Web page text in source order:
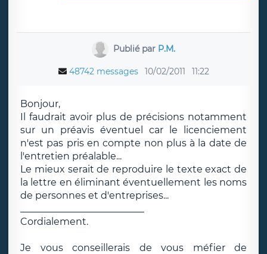
Publié par P.M.
48742 messages 10/02/2011 11:22
Bonjour,
Il faudrait avoir plus de précisions notamment
sur un préavis éventuel car le licenciement
n'est pas pris en compte non plus à la date de
l'entretien préalable...
Le mieux serait de reproduire le texte exact de
la lettre en éliminant éventuellement les noms
de personnes et d'entreprises...
Cordialement.
Je vous conseillerais de vous méfier de